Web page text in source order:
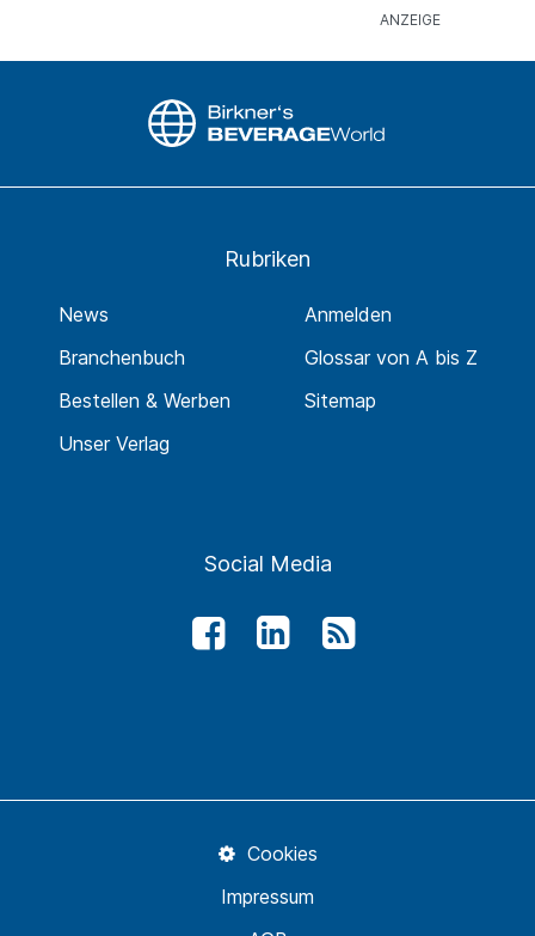
Rubriken
News
Branchenbuch
Bestellen & Werben
Unser Verlag
Anmelden
Glossar von A bis Z
Sitemap
Social Media
Impressum
Cookies